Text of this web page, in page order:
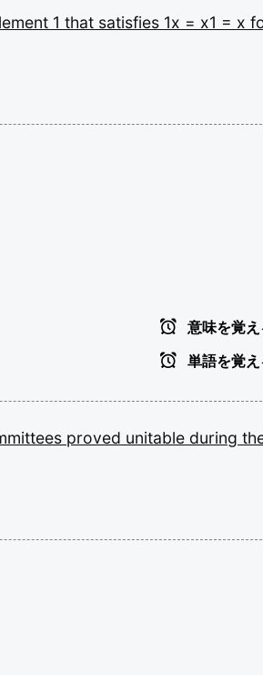
1 that satisfies 1x = x1 = x
意味を覚え
単語を覚え
proved unitable during